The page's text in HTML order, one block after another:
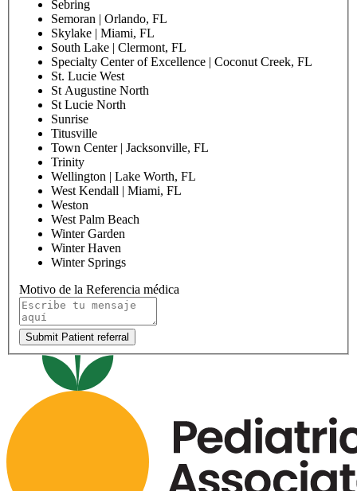
Sebring
Semoran | Orlando, FL
Skylake | Miami, FL
South Lake | Clermont, FL
Specialty Center of Excellence | Coconut Creek, FL
St. Lucie West
St Augustine North
St Lucie North
Sunrise
Titusville
Town Center | Jacksonville, FL
Trinity
Wellington | Lake Worth, FL
West Kendall | Miami, FL
Weston
West Palm Beach
Winter Garden
Winter Haven
Winter Springs
Motivo de la Referencia médica
Submit Patient referral